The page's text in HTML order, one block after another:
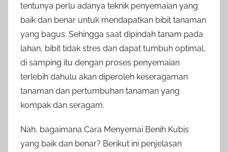
tentunya perlu adanya teknik penyemaian yang
baik dan benar untuk mendapatkan bibit tanaman
yang bagus. Sehingga saat dipindah tanam pada
lahan, bibit tidak stres dan dapat tumbuh optimal,
di samping itu dengan proses penyemaian
terlebih dahulu akan diperoleh keseragaman
tanaman dan pertumbuhan tanaman yang
kompak dan seragam.
Nah, bagaimana Cara Menyemai Benih Kubis
yang baik dan benar? Berikut ini penjelasan